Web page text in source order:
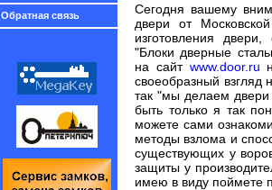
Обратная связь
Сегодня вашему
двери от
изготовления
"Блоки дверные
на сайт www.door.ru
своеобразный
так "мы делаем
быть только я так
можете сами
методы взлома и
существующих у
защиты у
имею в виду поймете